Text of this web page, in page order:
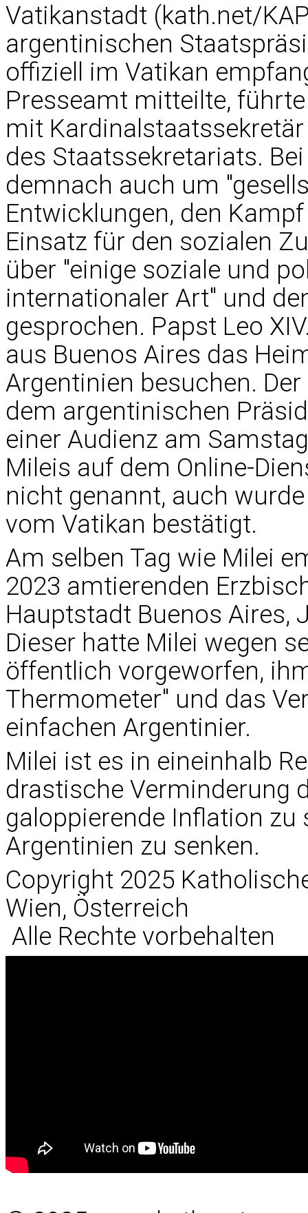
Vatikanstadt (kath.net/
argentinischen
offiziell im Vatikan
Presseamt mitteilte,
mit
des Staatssekretariats.
demnach auch um
Entwicklungen, den
Einsatz für den sozialen
über "einige soziale und
internationaler Art" und
gesprochen. Papst Leo
aus Buenos Aires das
Argentinien besuchen.
dem argentinischen
einer Audienz am
Mileis auf dem Online-
nicht genannt, auch
vom Vatikan bestätigt.
Am selben Tag wie Milei
2023 amtierenden
Hauptstadt Buenos Aires,
Dieser hatte Milei wegen
öffentlich vorgeworfen,
Thermometer" und das
einfachen Argentinier.
Milei ist es in eineinhalb
drastische Verminderung
galoppierende Inflation
Argentinien zu senken.
Copyright 2025
Wien, Österreich
Alle Rechte vorbehalten